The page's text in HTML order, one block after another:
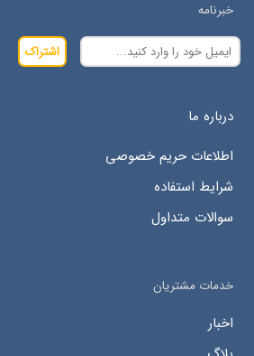
خبرنامه
اشتراک
درباره ما
اطلاعات حریم خصوصی
شرایط استفاده
سوالات متداول
خدمات مشتریان
اخبار